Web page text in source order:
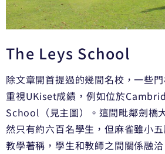
The Leys School
除文章開首提過的幾間名校，一些
重視UKiset成績，例如位於
School（見主圖）。這間毗鄰劍橋
然只有約六百名學生，但麻雀雖小
教學著稱，學生和教師之間關係融